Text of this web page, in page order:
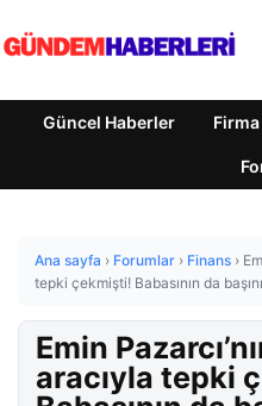
Güncel Haberler
Ana sayfa › Forumlar › Finans ›
tepki çekmişti! Babasının da
Emin
aracıyla tepki